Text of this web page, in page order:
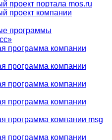
проект портала mos.ru
проект компании
программы
программа компании
программа компании
программа компании
программа компании
программа компании msg
программа компании